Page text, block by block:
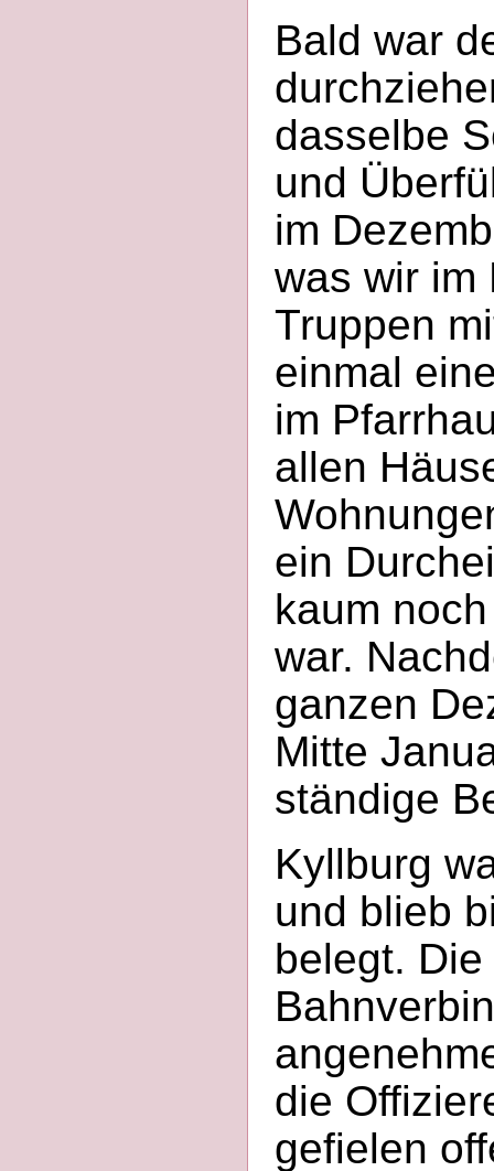
Bald war
dasselbe
und
im
was wir im
Truppen
einmal
im
allen
ein
kaum
war.
ganzen
Mitte
ständige
Kyllburg
und blieb
belegt.
die
gefielen